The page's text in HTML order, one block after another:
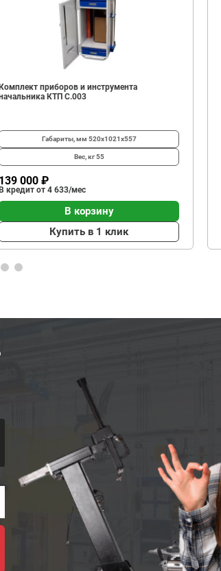
Комплект приборов и инструмента
КТП C.003
Габариты, мм 520х1021х557
Вес, кг55
139 000 ₽
В кредит от 4 633/мес
В корзину
Купить в 1 клик